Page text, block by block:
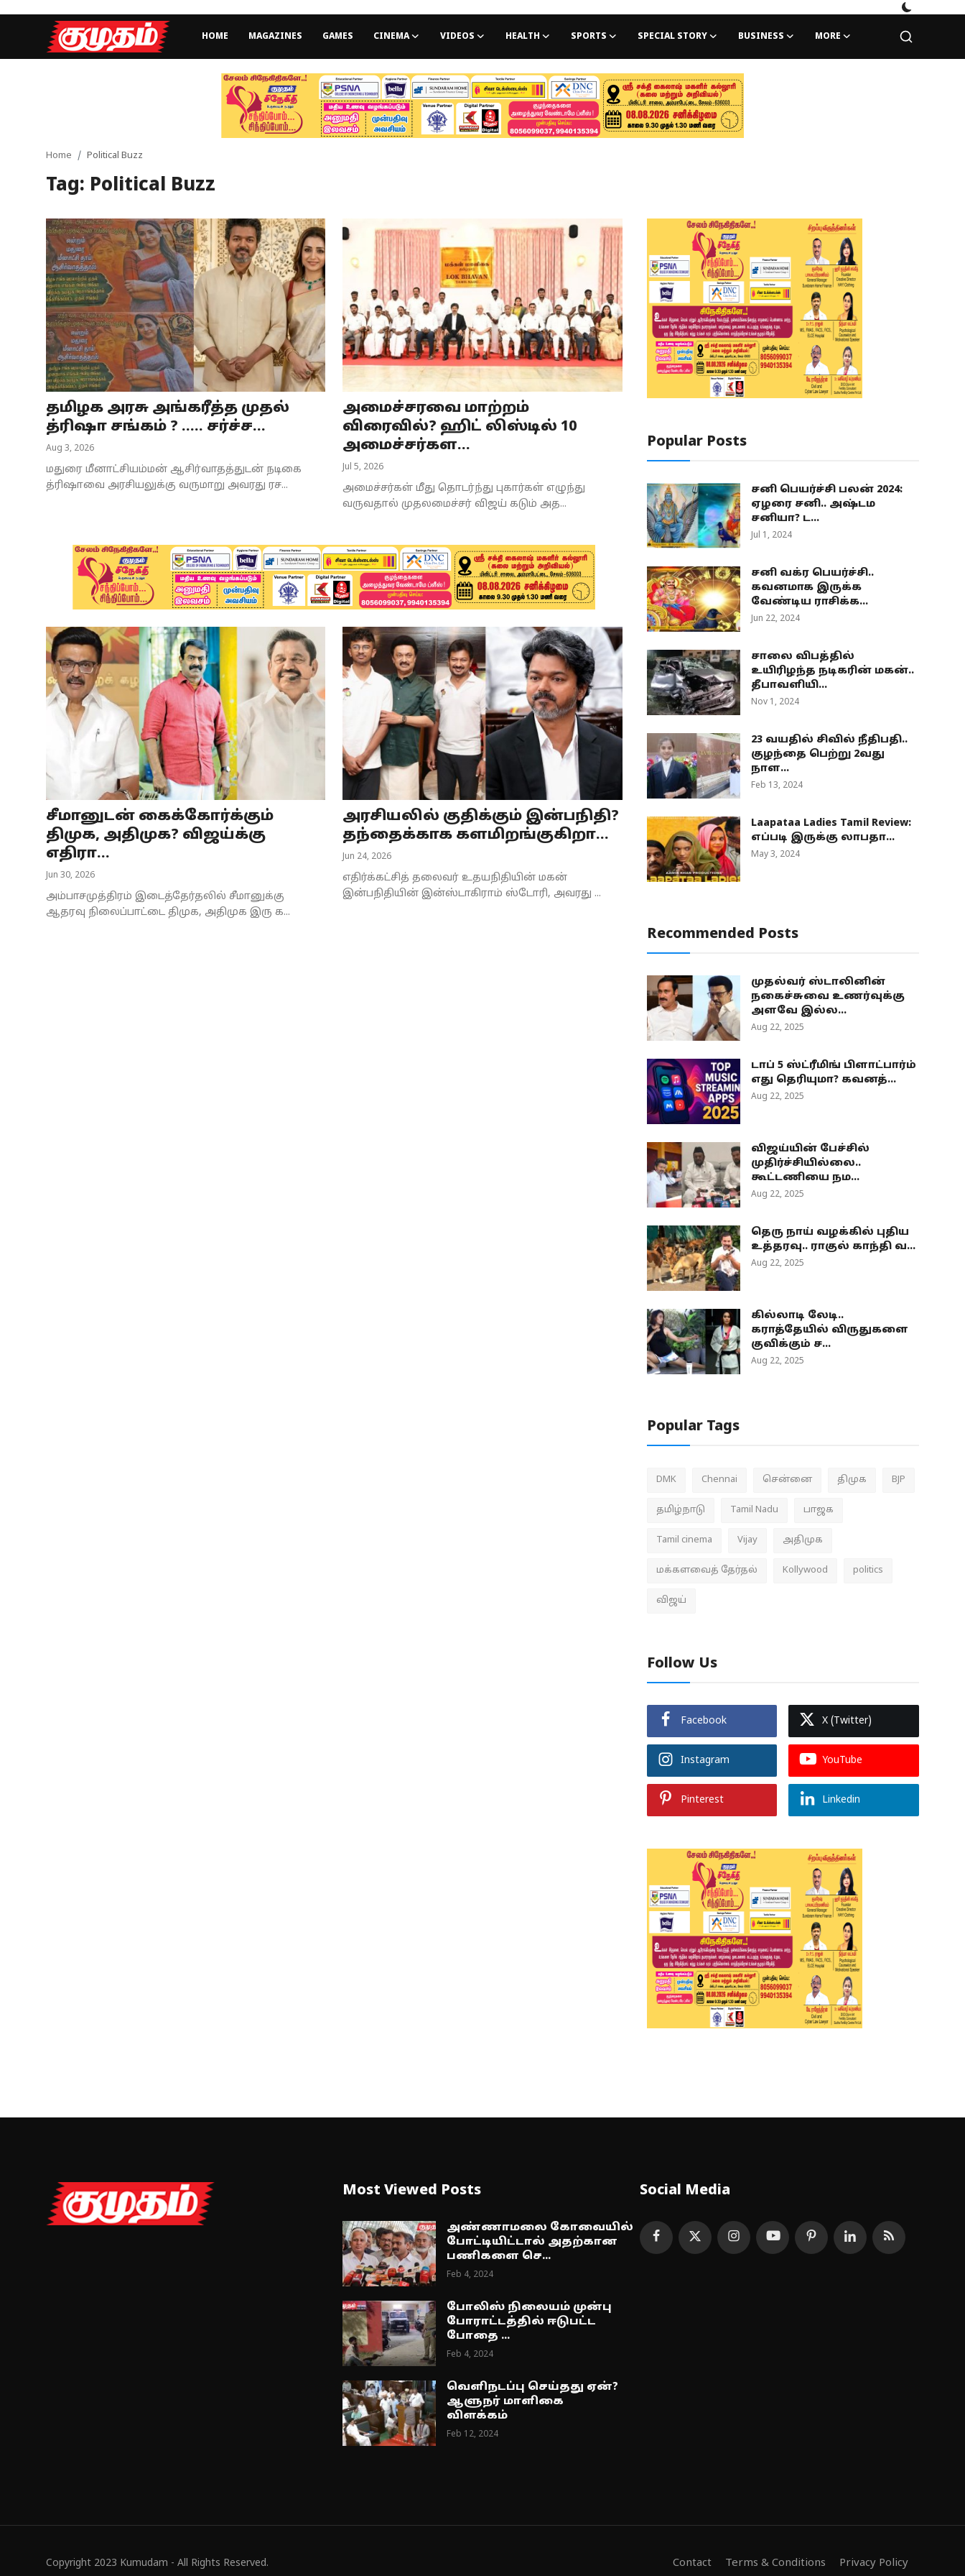
HOME MAGAZINES GAMES CINEMA VIDEOS HEALTH SPORTS SPECIAL STORY BUSINESS MORE
Games
Videos
Health
Special Story
Business
Tamilnadu
National
Home Political Buzz
Tag: Political Buzz
தமிழக அரசு அங்கரீத்த முதல்
த்ரிஷா சங்கம் ? ..... சர்ச்ச...
Aug 3, 2026
மதுரை மீனாட்சியம்மன் ஆசிர்வாதத்துடன் நடிகை
த்ரிஷாவை அரசியலுக்கு வருமாறு அவரது ரச...
அமைச்சரவை மாற்றம்
விரைவில்? ஹிட் லிஸ்டில் 10
அமைச்சர்கள...
Jul 5, 2026
அமைச்சர்கள் மீது தொடர்ந்து புகார்கள் எழுந்து
வருவதால் முதலமைச்சர் விஜய் கடும் அத...
சீமானுடன் கைக்கோர்க்கும்
திமுக, அதிமுக? விஜய்க்கு
எதிரா...
Jun 30, 2026
அம்பாசமுத்திரம் இடைத்தேர்தலில் சீமானுக்கு
ஆதரவு நிலைப்பாட்டை திமுக, அதிமுக இரு க...
அரசியலில் குதிக்கும் இன்பநிதி?
தந்தைக்காக களமிறங்குகிறா...
Jun 24, 2026
எதிர்க்கட்சித் தலைவர் உதயநிதியின் மகன்
இன்பநிதியின் இன்ஸ்டாகிராம் ஸ்டோரி, அவரது ...
Popular Posts
சனி பெயர்ச்சி பலன் 2024:
ஏழரை சனி.. அஷ்டம
சனியா? ட...
Jul 1, 2024
சனி வக்ர பெயர்ச்சி..
கவனமாக இருக்க
வேண்டிய ராசிக்க...
Jun 22, 2024
சாலை விபத்தில்
உயிரிழந்த நடிகரின் மகன்..
தீபாவளியி...
Nov 1, 2024
23 வயதில் சிவில் நீதிபதி..
குழந்தை பெற்று 2வது
நாள...
Feb 13, 2024
Laapataa Ladies Tamil Review:
எப்படி இருக்கு லாபதா...
May 3, 2024
Recommended Posts
முதல்வர் ஸ்டாலினின்
நகைச்சுவை உணர்வுக்கு
அளவே இல்ல...
Aug 22, 2025
டாப் 5 ஸ்ட்ரீமிங் பிளாட்பார்ம்
எது தெரியுமா? கவனத்...
Aug 22, 2025
விஜய்யின் பேச்சில்
முதிர்ச்சியில்லை..
கூட்டணியை நம...
Aug 22, 2025
தெரு நாய் வழக்கில் புதிய
உத்தரவு.. ராகுல் காந்தி வ...
Aug 22, 2025
கில்லாடி லேடி..
கராத்தேயில் விருதுகளை
குவிக்கும் ச...
Aug 22, 2025
Popular Tags
DMK Chennai சென்னை திமுக BJP
தமிழ்நாடு Tamil Nadu பாஜக
Tamil cinema Vijay அதிமுக
மக்களவைத் தேர்தல் Kollywood politics
விஜய்
Follow Us
Facebook X (Twitter)
Instagram YouTube
Pinterest Linkedin
Most Viewed Posts
அண்ணாமலை கோவையில்
போட்டியிட்டால் அதற்கான
பணிகளை செ...
Feb 4, 2024
போலிஸ் நிலையம் முன்பு
போராட்டத்தில் ஈடுபட்ட
போதை ...
Feb 4, 2024
வெளிநடப்பு செய்தது ஏன்?
ஆளுநர் மாளிகை
விளக்கம்
Feb 12, 2024
Social Media
Copyright 2023 Kumudam - All Rights Reserved. Contact Terms & Conditions Privacy Policy